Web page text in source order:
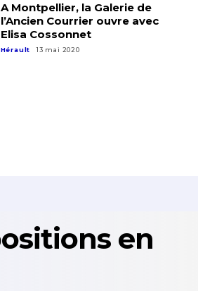
A Montpellier, la Galerie de
l’Ancien Courrier ouvre avec
Elisa Cossonnet
Hérault 13 mai 2020
en